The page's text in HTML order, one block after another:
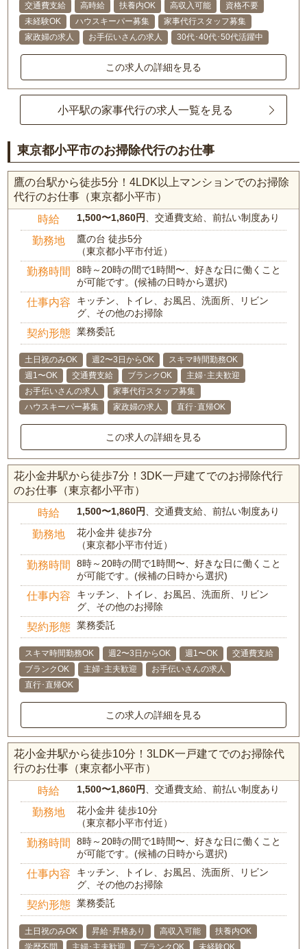
交通費支給
高時給 扶養内OK 高収入可能
資格不要
未経験OK
ハウスキーパー募集
家事代行スタッフ募集
家政婦の求人
お手伝いさんの求人 30代･40代･50代活躍中
この求人の詳細を見る
小平駅の家事代行の求人一覧を見る
東京都小平市のお掃除代行のお仕事
鷹の台駅から徒歩5分！4LDK以上マンションでのお掃除
代行のお仕事（東京都小平市）
時給 1,500〜1,860円 、交通費支給、前払い制度あり
勤務地
鷹の台 徒歩5分
（東京都小平市付近）
勤務時間
8時～20時の間で1時間〜、好きな日に働くこと
が可能です。(候補の日時から選択)
仕事内容
キッチン、トイレ、お風呂、洗面所、リビン
グ、その他のお掃除
契約形態 業務委託
土日祝のみOK 週2〜3日からOK
スキマ時間勤務OK
週1〜OK
交通費支給 ブランクOK
主婦･主夫歓迎
お手伝いさんの求人
家事代行スタッフ募集
ハウスキーパー募集
家政婦の求人 直行･直帰OK
この求人の詳細を見る
花小金井駅から徒歩7分！3DK一戸建てでのお掃除代行
のお仕事（東京都小平市）
時給 1,500〜1,860円 、交通費支給、前払い制度あり
勤務地
花小金井 徒歩7分
（東京都小平市付近）
勤務時間
8時～20時の間で1時間〜、好きな日に働くこと
が可能です。(候補の日時から選択)
仕事内容
キッチン、トイレ、お風呂、洗面所、リビン
グ、その他のお掃除
契約形態 業務委託
スキマ時間勤務OK 週2〜3日からOK 週1〜OK
交通費支給
ブランクOK
主婦･主夫歓迎
お手伝いさんの求人
直行･直帰OK
この求人の詳細を見る
花小金井駅から徒歩10分！3LDK一戸建てでのお掃除代
行のお仕事（東京都小平市）
時給 1,500〜1,860円 、交通費支給、前払い制度あり
勤務地
花小金井 徒歩10分
（東京都小平市付近）
勤務時間
8時～20時の間で1時間〜、好きな日に働くこと
が可能です。(候補の日時から選択)
仕事内容
キッチン、トイレ、お風呂、洗面所、リビン
グ、その他のお掃除
契約形態 業務委託
土日祝のみOK 昇給･昇格あり 高収入可能
扶養内OK
学歴不問
主婦･主夫歓迎 ブランクOK 未経験OK